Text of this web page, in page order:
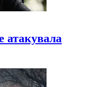
атакувала